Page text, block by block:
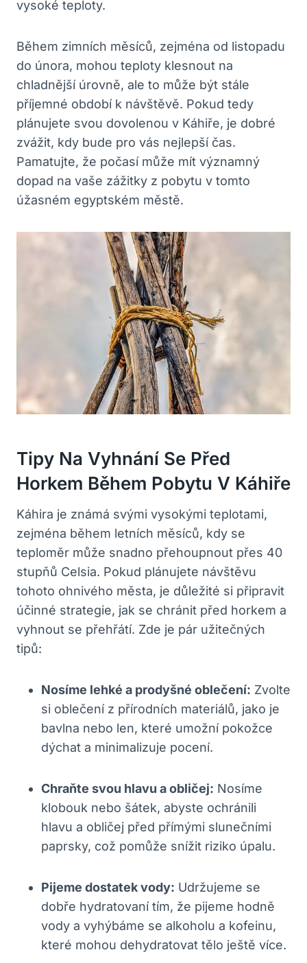
vysoké teploty.
Během zimních měsíců, zejména od listopadu
do února, mohou teploty klesnout na
chladnější úrovně, ale to může být stále
příjemné období k návštěvě. Pokud tedy
plánujete svou dovolenou v Káhiře, je dobré
zvážit, kdy bude pro vás nejlepší čas.
Pamatujte, že počasí může mít významný
dopad na vaše zážitky z pobytu v tomto
úžasném egyptském městě.
Tipy Na Vyhnání Se Před
Horkem Během Pobytu V Káhiře
Káhira je známá svými vysokými teplotami,
zejména během letních měsíců, kdy se
teploměr může snadno přehoupnout přes 40
stupňů Celsia. Pokud plánujete návštěvu
tohoto ohnivého města, je důležité si připravit
účinné strategie, jak se chránit před horkem a
vyhnout se přehřátí. Zde je pár užitečných
tipů:
Nosíme lehké a prodyšné oblečení: Zvolte
si oblečení z přírodních materiálů, jako je
bavlna nebo len, které umožní pokožce
dýchat a minimalizuje pocení.
Chraňte svou hlavu a obličej: Nosíme
klobouk nebo šátek, abyste ochránili
hlavu a obličej před přímými slunečními
paprsky, což pomůže snížit riziko úpalu.
Pijeme dostatek vody: Udržujeme se
dobře hydratovaní tím, že pijeme hodně
vody a vyhýbáme se alkoholu a kofeinu,
které mohou dehydratovat tělo ještě více.